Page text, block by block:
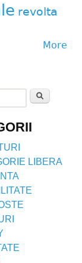
revolta
More
form
LIBERA